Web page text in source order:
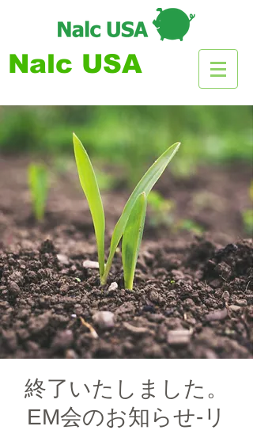
Nalc USA
終了いたしました。
EM会のお知らせ-リ